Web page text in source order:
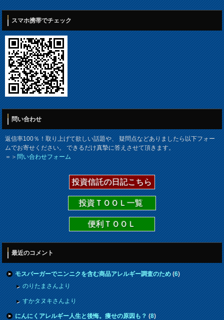
スマホ携帯でチェック
問い合わせ
返信率100％！取り上げて欲しい話題や、 疑問点などありましたら以下フォー
ムでお寄せください。 できるだけ真摯に答えさせて頂きます。
＝＞問い合わせフォーム
投資信託の日記こちら
投資ＴＯＯＬ一覧
便利ＴＯＯＬ
最近のコメント
モスバーガーでニンニクを含む商品アレルギー調査のため(6)
のりたまさんより
すかタヌキさんより
にんにくアレルギー人生と後悔。痩せの原因も？(8)